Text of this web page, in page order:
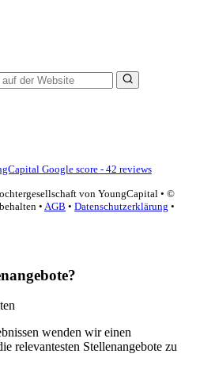
Google score - 42 reviews
von YoungCapital • ©
• AGB • Datenschutzerklärung •
wenden wir einen
relevantesten Stellenangebote zu